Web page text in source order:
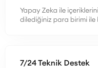
Yapay Zeka ile
dilediğiniz para birimi ile
7/24 Teknik Destek